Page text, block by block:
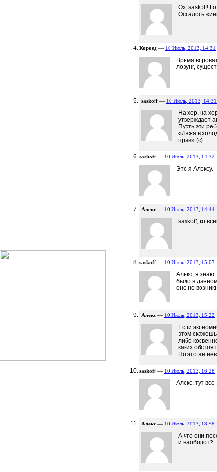
Ох, saskoff!
Осталось
Короед — 10 Июль, 2013, 14:31
Время
лозунг,
saskoff — 10 Июль, 2013, 14:31
На хер, на
утверждает
Пусть эти
«Лежа в
прав» (с)
saskoff — 10 Июль, 2013, 14:32
Это я Алексу.
Алекс — 10 Июль, 2013, 14:44
saskoff, ко
saskoff — 10 Июль, 2013, 15:07
Алекс, я знаю.
было в
оно не
Алекс — 10 Июль, 2013, 15:22
Если
этом
либо
каких
Но это же
saskoff — 10 Июль, 2013, 16:28
Алекс, тут
Алекс — 10 Июль, 2013, 18:58
А что они
и наоборот?